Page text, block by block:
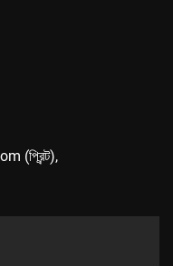
(প্রিন্ট),